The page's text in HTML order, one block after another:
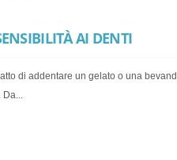
AI DENTI
di addentare un gelato o una
Da...